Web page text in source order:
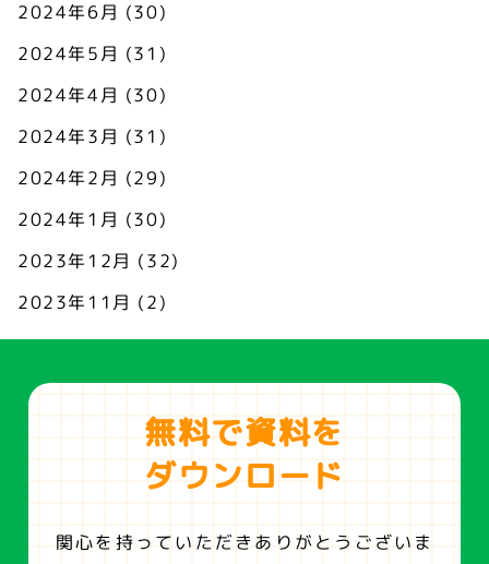
2024年6月 (30)
2024年5月 (31)
2024年4月 (30)
2024年3月 (31)
2024年2月 (29)
2024年1月 (30)
2023年12月 (32)
2023年11月 (2)
無料で資料を
ダウンロード
関心を持っていただきありがとうございま